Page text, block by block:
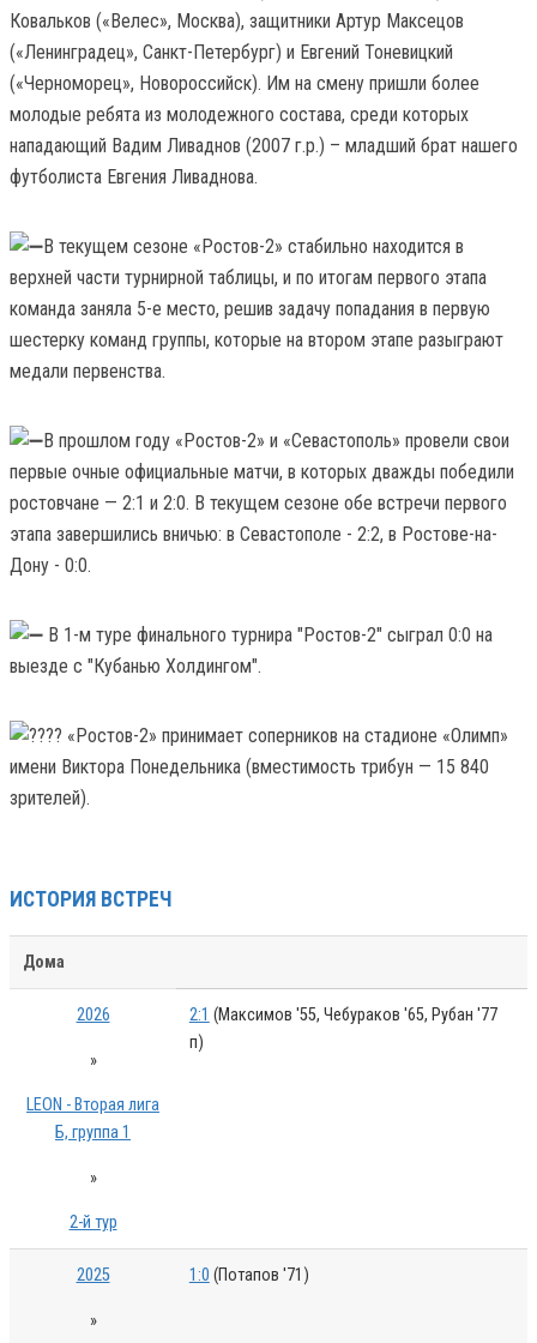
Ковальков («Велес», Москва), защитники Артур Максецов
(«Ленинградец», Санкт-Петербург) и Евгений Тоневицкий
(«Черноморец», Новороссийск). Им на смену пришли более
молодые ребята из молодежного состава, среди которых
нападающий Вадим Ливаднов (2007 г.р.) – младший брат нашего
футболиста Евгения Ливаднова.
В текущем сезоне «Ростов-2» стабильно находится в
верхней части турнирной таблицы, и по итогам первого этапа
команда заняла 5-е место, решив задачу попадания в первую
шестерку команд группы, которые на втором этапе разыграют
медали первенства.
В прошлом году «Ростов-2» и «Севастополь» провели свои
первые очные официальные матчи, в которых дважды победили
ростовчане — 2:1 и 2:0. В текущем сезоне обе встречи первого
этапа завершились вничью: в Севастополе - 2:2, в Ростове-на-
Дону - 0:0.
В 1-м туре финального турнира "Ростов-2" сыграл 0:0 на
выезде с "Кубанью Холдингом".
«Ростов-2» принимает соперников на стадионе «Олимп»
имени Виктора Понедельника (вместимость трибун — 15 840
зрителей).
ИСТОРИЯ ВСТРЕЧ
Дома
2026
»
LEON - Вторая лига
Б, группа 1
»
2-й тур
2:1 (Максимов '55, Чебураков '65, Рубан '77
п)
2025
»
1:0 (Потапов '71)